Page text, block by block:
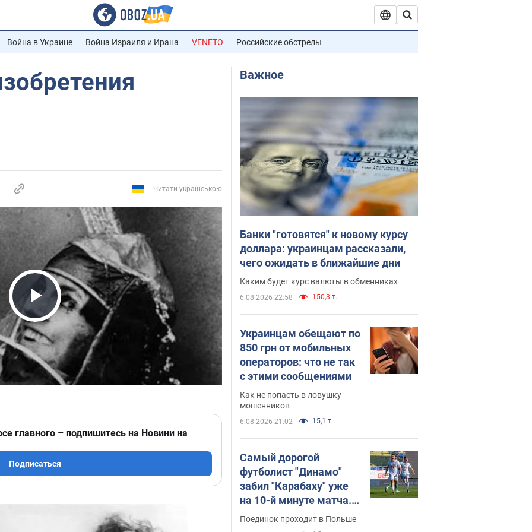
Война в Украине Война Израиля и Ирана VENETO Российские обстрелы
Читати українською
Play Video
главного – подпишитесь на Новини на
Подписаться
Важное
Банки "готовятся" к новому курсу
доллара: украинцам рассказали,
чего ожидать в ближайшие дни
Каким будет курс валюты в обменниках
6.08.2026 22:58 150,3 т.
Украинцам обещают по
850 грн от мобильных
операторов: что не так
с этими сообщениями
Как не попасть в ловушку
мошенников
6.08.2026 21:02 15,1 т.
Самый дорогой
футболист "Динамо"
забил "Карабаху" уже
на 10-й минуте матча.
Видео
Поединок проходит в Польше